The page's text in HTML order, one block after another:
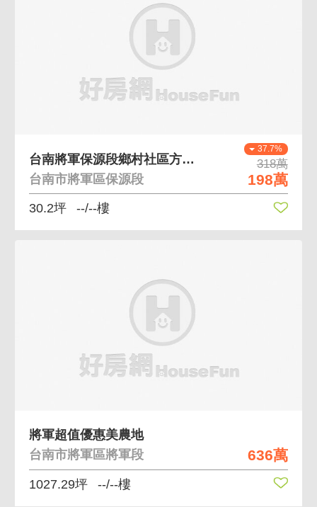
37.7%
318萬
198萬
台南將軍保源段鄉村社區方正乙種建地
台南市將軍區保源段
30.2坪 --/--樓
636萬
將軍超值優惠美農地
台南市將軍區將軍段
1027.29坪 --/--樓